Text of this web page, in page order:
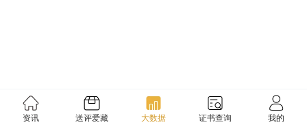
资讯 送评爱藏 大数据 证书查询 我的